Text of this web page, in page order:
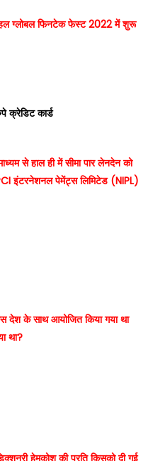
ग्लोबल फिनटेक फेस्ट 2022 में शुरू
कार्ड
से हाल ही में सीमा पार लेनदेन को
इंटरनेशनल पेमेंट्स लिमिटेड (NIPL)
देश के साथ आयोजित किया गया था
था?
हेमकोश की प्रति किसको दी गई